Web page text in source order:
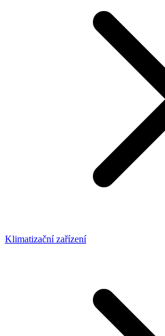
Klimatizační zařízení